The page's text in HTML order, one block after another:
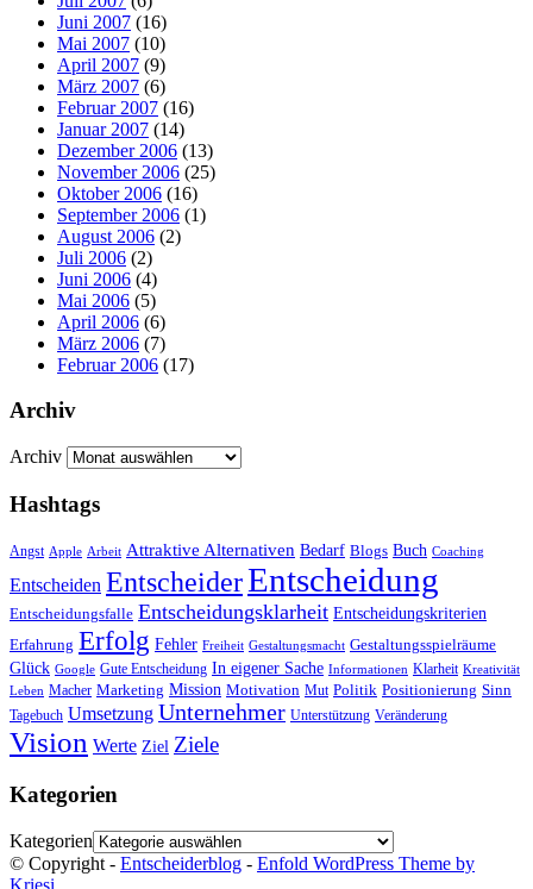
Juni 2007 (16)
Mai 2007 (10)
April 2007 (9)
März 2007 (6)
Februar 2007 (16)
Januar 2007 (14)
Dezember 2006 (13)
November 2006 (25)
Oktober 2006 (16)
September 2006 (1)
August 2006 (2)
Juli 2006 (2)
Juni 2006 (4)
Mai 2006 (5)
April 2006 (6)
März 2006 (7)
Februar 2006 (17)
Archiv
Archiv
Hashtags
Angst Apple Arbeit Attraktive Alternativen Bedarf Blogs Buch Coaching
Entscheiden EntscheiderEntscheidung
Entscheidungsfalle Entscheidungsklarheit Entscheidungskriterien
Erfahrung Erfolg Fehler Freiheit Gestaltungsmacht Gestaltungsspielräume
Glück Google Gute Entscheidung In eigener Sache Informationen Klarheit Kreativität
Leben Macher Marketing Mission Motivation Mut Politik Positionierung Sinn
Tagebuch Umsetzung Unternehmer Unterstützung Veränderung
Vision Werte Ziel Ziele
Kategorien
Kategorien
© Copyright - Entscheiderblog - Enfold WordPress Theme by
Kriesi